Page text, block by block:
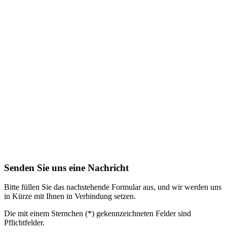
Senden Sie uns eine Nachricht
Bitte füllen Sie das nachstehende Formular aus, und wir werden uns
in Kürze mit Ihnen in Verbindung setzen.
Die mit einem Sternchen (*) gekennzeichneten Felder sind
Pflichtfelder.